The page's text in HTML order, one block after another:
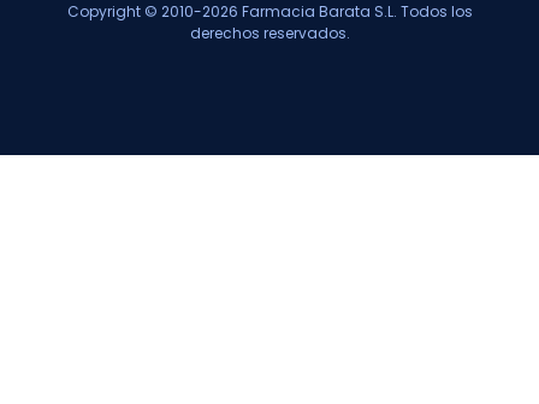
Copyright © 2010-2026 Farmacia Barata S.L. Todos los
derechos reservados.